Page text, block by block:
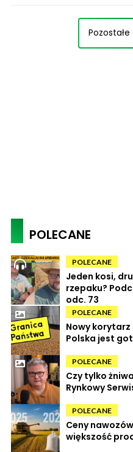
POLECANE
POLECANE
Jeden kosi,
rzepaku?
odc. 73
POLECANE
Nowy
Polska jest
POLECANE
Czy tylko
Rynkowy
POLECANE
Ceny
większość